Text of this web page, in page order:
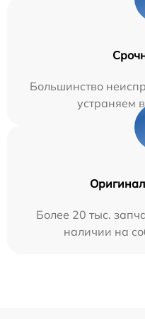
Большинство
устраняем
Более 20 тыс.
наличии на